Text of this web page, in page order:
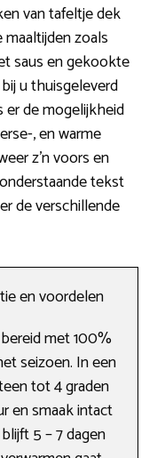
van tafeltje dek
zoals
saus en gekookte
u thuisgeleverd
er de mogelijkheid
, en warme
z’n voors en
tekst
de verschillende
en voordelen
met 100%
seizoen. In een
tot 4 graden
en smaak intact
5 – 7 dagen